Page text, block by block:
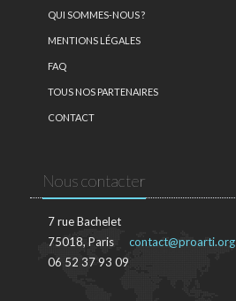
QUI SOMMES-NOUS ?
MENTIONS LÉGALES
FAQ
TOUS NOS PARTENAIRES
CONTACT
Nous contacter
7 rue Bachelet
75018, Paris
06 52 37 93 09
contact@proarti.org